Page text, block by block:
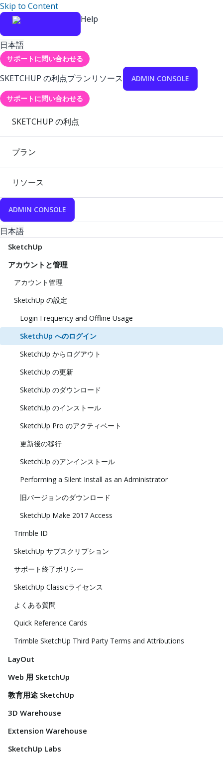
Skip to Content
Help
日本語
サポートに問い合わせる
SKETCHUP の利点プランリソース ADMIN CONSOLE
サポートに問い合わせる
SKETCHUP の利点
プラン
リソース
ADMIN CONSOLE
日本語
SketchUp
アカウントと管理
アカウント管理
SketchUp の設定
Login Frequency and Offline Usage
SketchUp へのログイン
SketchUp からログアウト
SketchUp の更新
SketchUp のダウンロード
SketchUp のインストール
SketchUp Pro のアクティベート
更新後の移行
SketchUp のアンインストール
Performing a Silent Install as an Administrator
旧バージョンのダウンロード
SketchUp Make 2017 Access
Trimble ID
SketchUp サブスクリプション
サポート終了ポリシー
SketchUp Classicライセンス
よくある質問
Quick Reference Cards
Trimble SketchUp Third Party Terms and Attributions
LayOut
Web 用 SketchUp
教育用途 SketchUp
3D Warehouse
Extension Warehouse
SketchUp Labs